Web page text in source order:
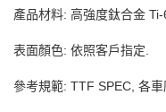
產品材料: 高強度鈦合金
表面顏色: 依照客戶指定.
參考規範: TTF SPEC, 各車